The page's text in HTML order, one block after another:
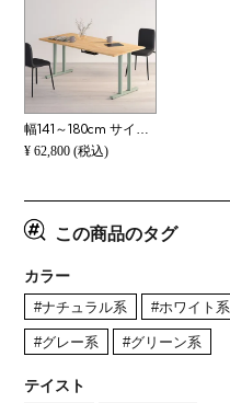
¥ 62,800 (税込)
この商品のタグ
カラー
#ナチュラル系 #ホワイト系
#グレー系 #グリーン系
テイスト